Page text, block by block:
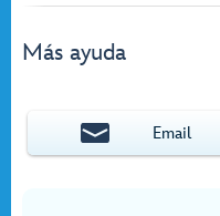
Más ayuda
Email